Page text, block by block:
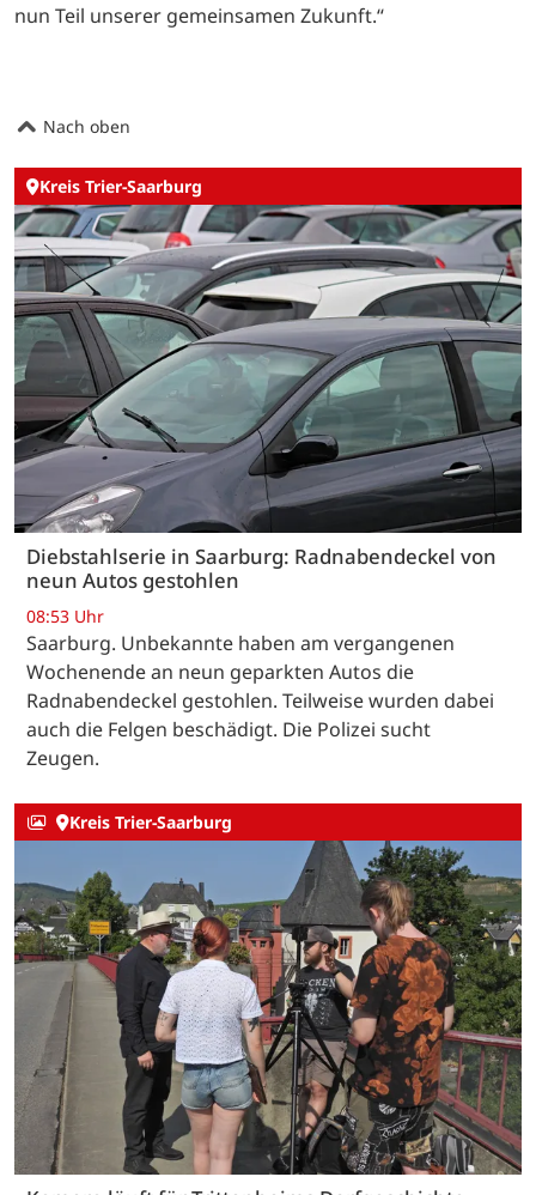
nun Teil unserer gemeinsamen Zukunft.“
Nach oben
Kreis Trier-Saarburg
Diebstahlserie in Saarburg: Radnabendeckel von
neun Autos gestohlen
08:53 Uhr
Saarburg. Unbekannte haben am vergangenen
Wochenende an neun geparkten Autos die
Radnabendeckel gestohlen. Teilweise wurden dabei
auch die Felgen beschädigt. Die Polizei sucht
Zeugen.
Kreis Trier-Saarburg